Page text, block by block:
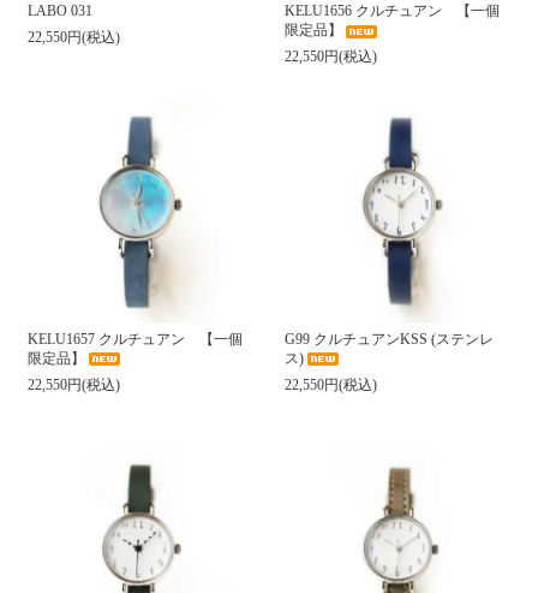
LABO 031
22,550円(税込)
KELU1656 クルチュアン 【一個
限定品】
22,550円(税込)
KELU1657 クルチュアン 【一個
限定品】
22,550円(税込)
G99 クルチュアンKSS (ステンレ
ス)
22,550円(税込)